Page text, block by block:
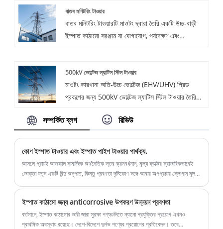
ধাতব মনিটরিং টাওয়ার
ধাতব মনিটরিং টাওয়ারটি মাওটং দ্বারা তৈরি একটি উচ্চ-বাড়ী
ইস্পাত কাঠামো সরঞ্জাম যা যোগাযোগ, পর্যবেক্ষণ এবং
প্রযুক্তিবিদদের দ্বারা বিকাশিত একাধিক ফাংশন সহ।
500kV ভোল্টেজ ল্যাটিস স্টিল টাওয়ার
মাওটং কারখানা অতি-উচ্চ ভোল্টেজ (EHV/UHV) গ্রিড
প্রকল্পের জন্য 500kV ভোল্টেজ ল্যাটিস স্টিল টাওয়ার তৈরিতে
ডিউটি ​​হট-ডিপ গ্যালভানাইজেশন দিয়ে তৈরি, আমাদের
দেয়। আমরা শিপিংয়ের আগে শূন্য-ত্রুটি CNC নির্ভুলতা এবং
বাধ্যতামূলক পূর্ণ-স্কেল ট্রায়াল সমাবেশগুলি অফার করি,
আন্তর্জাতিক EPC ঠিকাদারদের জন্য দ্রুত এবং নিরাপদ
অনসাইট নির্মাণ নিশ্চিত করে।
সম্পর্কিত ব্লগ রিভিউ
কোণ ইস্পাত টাওয়ার এবং ইস্পাত পাইপ টাওয়ার পার্থক্য.
আসলে প্রায়ই আজকাল সামাজিক অর্থনৈতিক স্তর ক্রমবর্ধমান, মূল্য ফ্যাক্টর স্বাভাবিকভাবেই
ভোক্তা যত্ন একটি বিন্দু অনুপাত, কিন্তু প্রবণতা দৃষ্টিকোণ সঙ্গে আবার অপপ্রচার স্লোগান মূল,
ইস্পাত কাঠামো জন্য anticorrosive উপকরণ উন্নয়ন প্রবণতা
বর্তমানে, ইস্পাত কাঠামোর ভারী জারা সুরক্ষা পণ্যগুলিতে ন্যানো প্রযুক্তির প্রয়োগ এখনও
প্রাথমিক অবস্থায় রয়েছে। দেশে-বিদেশে দুর্লভ পণ্যের প্রয়োগের প্রতিবেদন। তবে